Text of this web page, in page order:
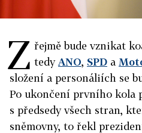
Z řejmě bude vznikat
tedy ANO, SPD a
složení a personáliích se
Po ukončení prvního kola
s předsedy všech stran,
sněmovny, to řekl